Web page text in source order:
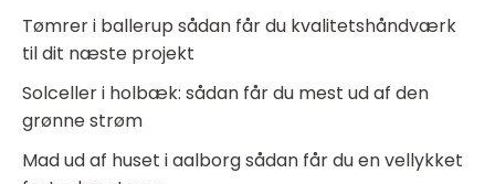
Tømrer i ballerup sådan får du kvalitetshåndværk
til dit næste projekt
Solceller i holbæk: sådan får du mest ud af den
grønne strøm
Mad ud af huset i aalborg sådan får du en vellykket